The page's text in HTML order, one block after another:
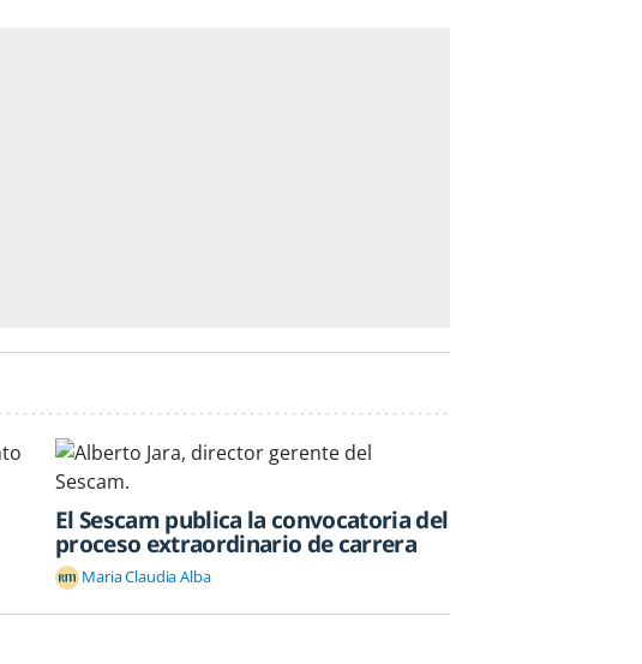
El Sescam publica la convocatoria del
proceso extraordinario de carrera
Maria Claudia Alba